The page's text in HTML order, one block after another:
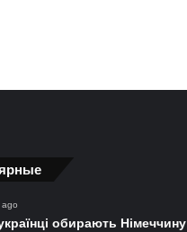
ago
обирають Німеччину